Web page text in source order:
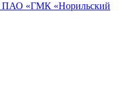
ПАО «ГМК «Норильский